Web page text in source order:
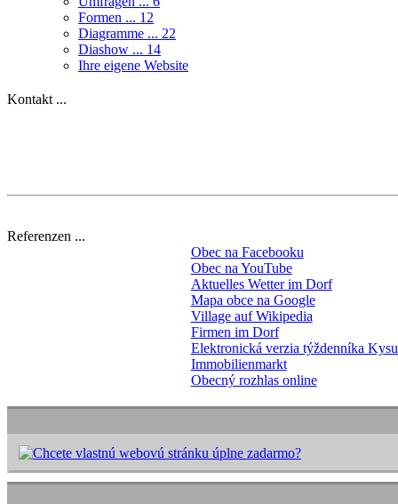
Formen ... 12
Diagramme ... 22
Diashow ... 14
Ihre eigene Website
Kontakt ...
Referenzen ...
Obec na Facebooku
Obec na YouTube
Aktuelles Wetter im Dorf
Mapa obce na Google
Village auf Wikipedia
Firmen im Dorf
Elektronická verzia týždenníka
Immobilienmarkt
Obecný rozhlas online